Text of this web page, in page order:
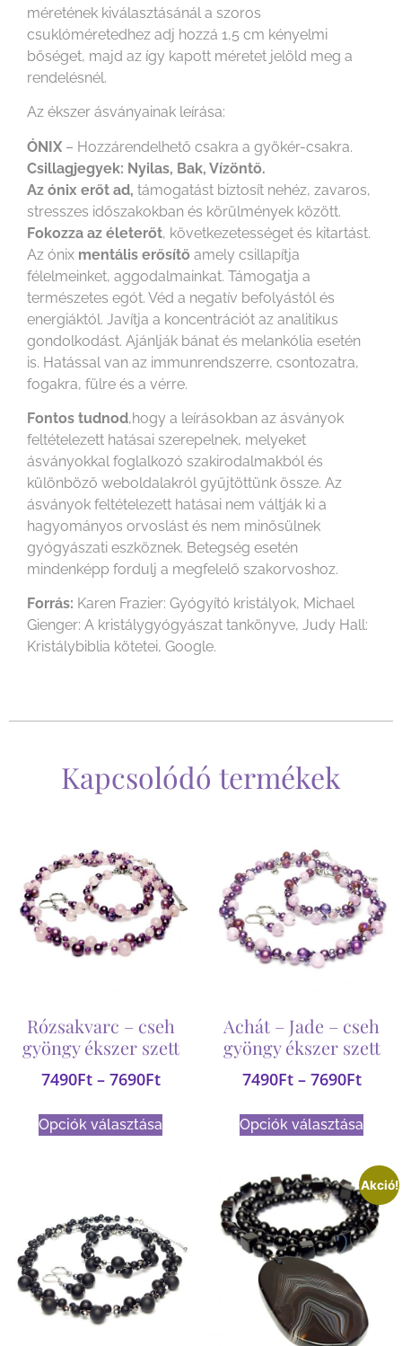
méretének kiválasztásánál a szoros
csuklóméretedhez adj hozzá 1,5 cm kényelmi
bőséget, majd az így kapott méretet jelöld meg a
rendelésnél.
Az ékszer ásványainak leírása:
ÓNIX – Hozzárendelhető csakra a gyökér-csakra.
Csillagjegyek: Nyilas, Bak, Vízöntő.
Az ónix erőt ad, támogatást biztosít nehéz, zavaros,
stresszes időszakokban és körülmények között.
Fokozza az életerőt, következetességet és kitartást.
Az ónix mentális erősítő amely csillapítja
félelmeinket, aggodalmainkat. Támogatja a
természetes egót. Véd a negatív befolyástól és
energiáktól. Javítja a koncentrációt az analitikus
gondolkodást. Ajánlják bánat és melankólia esetén
is. Hatással van az immunrendszerre, csontozatra,
fogakra, fülre és a vérre.
Fontos tudnod,hogy a leírásokban az ásványok
feltételezett hatásai szerepelnek, melyeket
ásványokkal foglalkozó szakirodalmakból és
különböző weboldalakról gyűjtöttünk össze. Az
ásványok feltételezett hatásai nem váltják ki a
hagyományos orvoslást és nem minősülnek
gyógyászati eszköznek. Betegség esetén
mindenképp fordulj a megfelelő szakorvoshoz.
Forrás: Karen Frazier: Gyógyító kristályok, Michael
Gienger: A kristálygyógyászat tankönyve, Judy Hall:
Kristálybiblia kötetei, Google.
Kapcsolódó termékek
Rózsakvarc – cseh
gyöngy ékszer szett
7490Ft – 7690Ft
Opciók választása
Achát – Jade – cseh
gyöngy ékszer szett
7490Ft – 7690Ft
Opciók választása
Akció!